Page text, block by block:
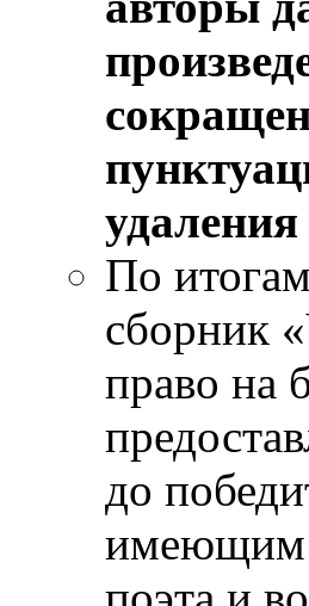
По
сборник
право на
до
имеющим